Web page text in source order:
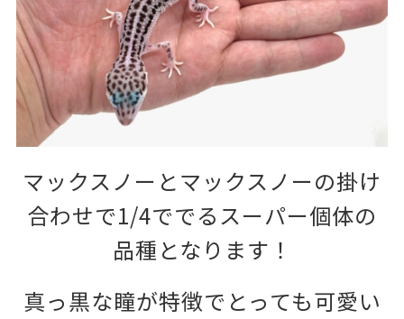
マックスノーとマックスノーの掛け
合わせで1/4ででるスーパー個体の
品種となります！
真っ黒な瞳が特徴でとっても可愛い